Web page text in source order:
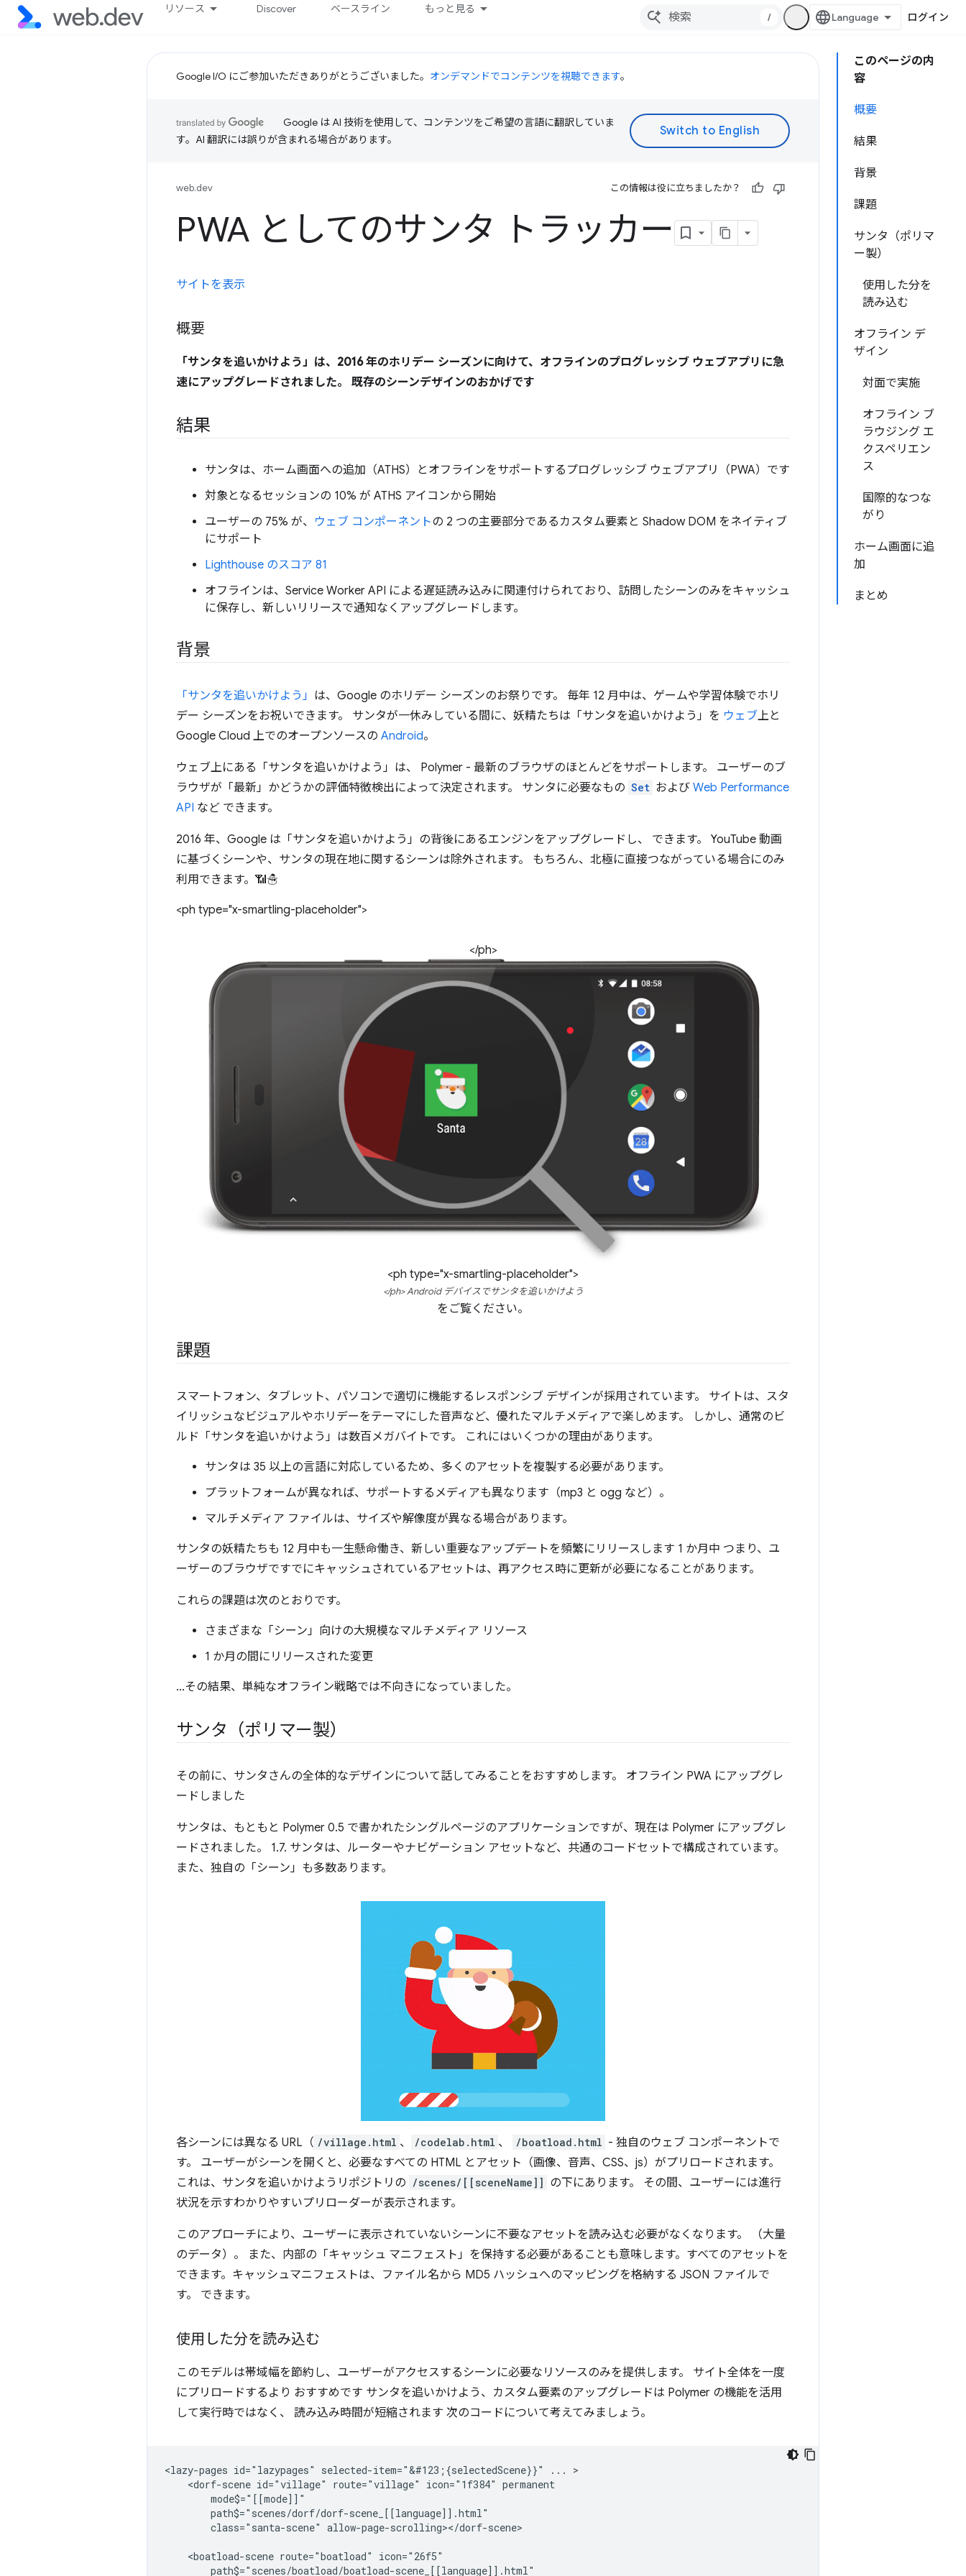
リソース Discover ベースライン もっと見る
/ ログイン
このページの内
容
概要
結果
背景
課題
サンタ（ポリマ
ー製）
使用した分を
読み込む
オフライン デ
ザイン
対面で実施
オフライン ブ
ラウジング エ
クスペリエン
ス
国際的なつな
がり
ホーム画面に追
加
まとめ
Google I/O にご参加いただきありがとうございました。 オンデマンドでコンテンツを視聴できます。
Google は AI 技術を使用して、コンテンツをご希望の言語に翻訳していま
す。AI 翻訳には誤りが含まれる場合があります。
web.dev この情報は役に立ちましたか？
PWA としてのサンタ トラッカー
サイトを表示
概要
「サンタを追いかけよう」は、2016 年のホリデー シーズンに向けて、オフラインのプログレッシブ ウェブアプリに急
速にアップグレードされました。 既存のシーンデザインのおかげです
結果
サンタは、ホーム画面への追加（ATHS）とオフラインをサポートするプログレッシブ ウェブアプリ（PWA）です
対象となるセッションの 10% が ATHS アイコンから開始
ユーザーの 75% が、 ウェブ コンポーネントの 2 つの主要部分であるカスタム要素と Shadow DOM をネイティブ
にサポート
Lighthouse のスコア 81
オフラインは、Service Worker API による遅延読み込みに関連付けられており、訪問したシーンのみをキャッシュ
に保存し、新しいリリースで通知なくアップグレードします。
背景
「サンタを追いかけよう」 は、Google のホリデー シーズンのお祭りです。 毎年 12 月中は、ゲームや学習体験でホリ
デー シーズンをお祝いできます。 サンタが一休みしている間に、妖精たちは「サンタを追いかけよう」を ウェブ上と
Google Cloud 上でのオープンソースの Android。
ウェブ上にある「サンタを追いかけよう」は、 Polymer - 最新のブラウザのほとんどをサポートします。 ユーザーのブ
ラウザが「最新」かどうかの評価特徴検出によって決定されます。 サンタに必要なもの Set および Web Performance
API など できます。
2016 年、Google は「サンタを追いかけよう」の背後にあるエンジンをアップグレードし、 できます。 YouTube 動画
に基づくシーンや、サンタの現在地に関するシーンは除外されます。 もちろん、北極に直接つながっている場合にのみ
利用できます。📶☃️
<ph type="x-smartling-placeholder">
</ph>
<ph type="x-smartling-placeholder">
</ph> Android デバイスでサンタを追いかけよう
をご覧ください。
課題
スマートフォン、タブレット、パソコンで適切に機能するレスポンシブ デザインが採用されています。 サイトは、スタ
イリッシュなビジュアルやホリデーをテーマにした音声など、優れたマルチメディアで楽しめます。 しかし、通常のビ
ルド「サンタを追いかけよう」は数百メガバイトです。 これにはいくつかの理由があります。
サンタは 35 以上の言語に対応しているため、多くのアセットを複製する必要があります。
プラットフォームが異なれば、サポートするメディアも異なります（mp3 と ogg など）。
マルチメディア ファイルは、サイズや解像度が異なる場合があります。
サンタの妖精たちも 12 月中も一生懸命働き、新しい重要なアップデートを頻繁にリリースします 1 か月中 つまり、ユ
ーザーのブラウザですでにキャッシュされているアセットは、再アクセス時に更新が必要になることがあります。
これらの課題は次のとおりです。
さまざまな「シーン」向けの大規模なマルチメディア リソース
1 か月の間にリリースされた変更
...その結果、単純なオフライン戦略では不向きになっていました。
サンタ（ポリマー製）
その前に、サンタさんの全体的なデザインについて話してみることをおすすめします。 オフライン PWA にアップグレ
ードしました
サンタは、もともと Polymer 0.5 で書かれたシングルページのアプリケーションですが、現在は Polymer にアップグレ
ードされました。 1.7. サンタは、ルーターやナビゲーション アセットなど、共通のコードセットで構成されています。
また、独自の「シーン」も多数あります。
各シーンには異なる URL（ /village.html 、 /codelab.html 、 /boatload.html - 独自のウェブ コンポーネントで
す。 ユーザーがシーンを開くと、必要なすべての HTML とアセット（画像、音声、CSS、js）がプリロードされます。
これは、サンタを追いかけようリポジトリの /scenes/[[sceneName]] の下にあります。 その間、ユーザーには進行
状況を示すわかりやすいプリローダーが表示されます。
このアプローチにより、ユーザーに表示されていないシーンに不要なアセットを読み込む必要がなくなります。 （大量
のデータ）。 また、内部の「キャッシュ マニフェスト」を保持する必要があることも意味します。すべてのアセットを
できます。キャッシュマニフェストは、ファイル名から MD5 ハッシュへのマッピングを格納する JSON ファイルで
す。 できます。
使用した分を読み込む
このモデルは帯域幅を節約し、ユーザーがアクセスするシーンに必要なリソースのみを提供します。 サイト全体を一度
にプリロードするより おすすめです サンタを追いかけよう、カスタム要素のアップグレードは Polymer の機能を活用
して実行時ではなく、 読み込み時間が短縮されます 次のコードについて考えてみましょう。
<lazy-pages id="lazypages" selected-item="&#123;{selectedScene}}" ... >
    <dorf-scene id="village" route="village" icon="1f384" permanent
        mode$="[[mode]]"
        path$="scenes/dorf/dorf-scene_[[language]].html"
        class="santa-scene" allow-page-scrolling></dorf-scene>
    <boatload-scene route="boatload" icon="26f5"
        path$="scenes/boatload/boatload-scene_[[language]].html"